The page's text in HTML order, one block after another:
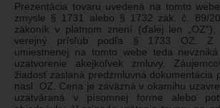
Prezentácia tovaru uvedená na tomto
zmysle § 1731 alebo § 1732 zák. č. 89/
zákoník v platnom znení (ďalej len
verejný prísľub podľa § 1733 OZ. Z
umiestnenej na tomto webe teda
uzatvorenie akejkoľvek zmluvy.
žiadosť zaslaná predzmluvná dokumentácia
nasl. OZ. Cena je záväzná v okamihu
uzatváraná v písomnej forme alebo